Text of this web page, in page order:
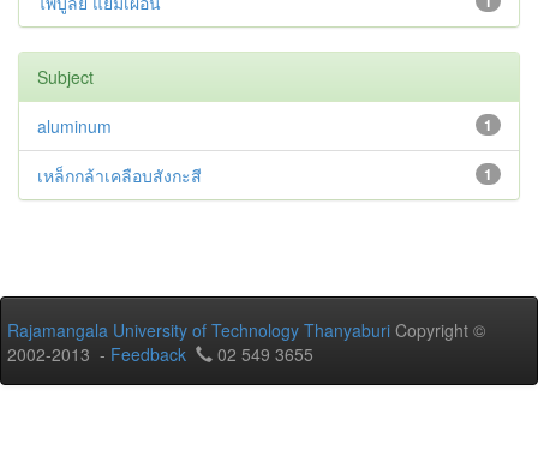
Subject
1
aluminum
1
เหล็กกล้าเคลือบสังกะสี
Rajamangala University of Technology Thanyaburi Copyright ©
2002-2013 - Feedback 02 549 3655